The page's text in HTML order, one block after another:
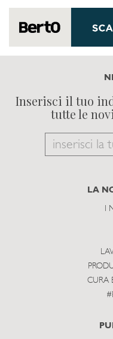
Inserisci il tuo
tutte le
LA
I
CURA